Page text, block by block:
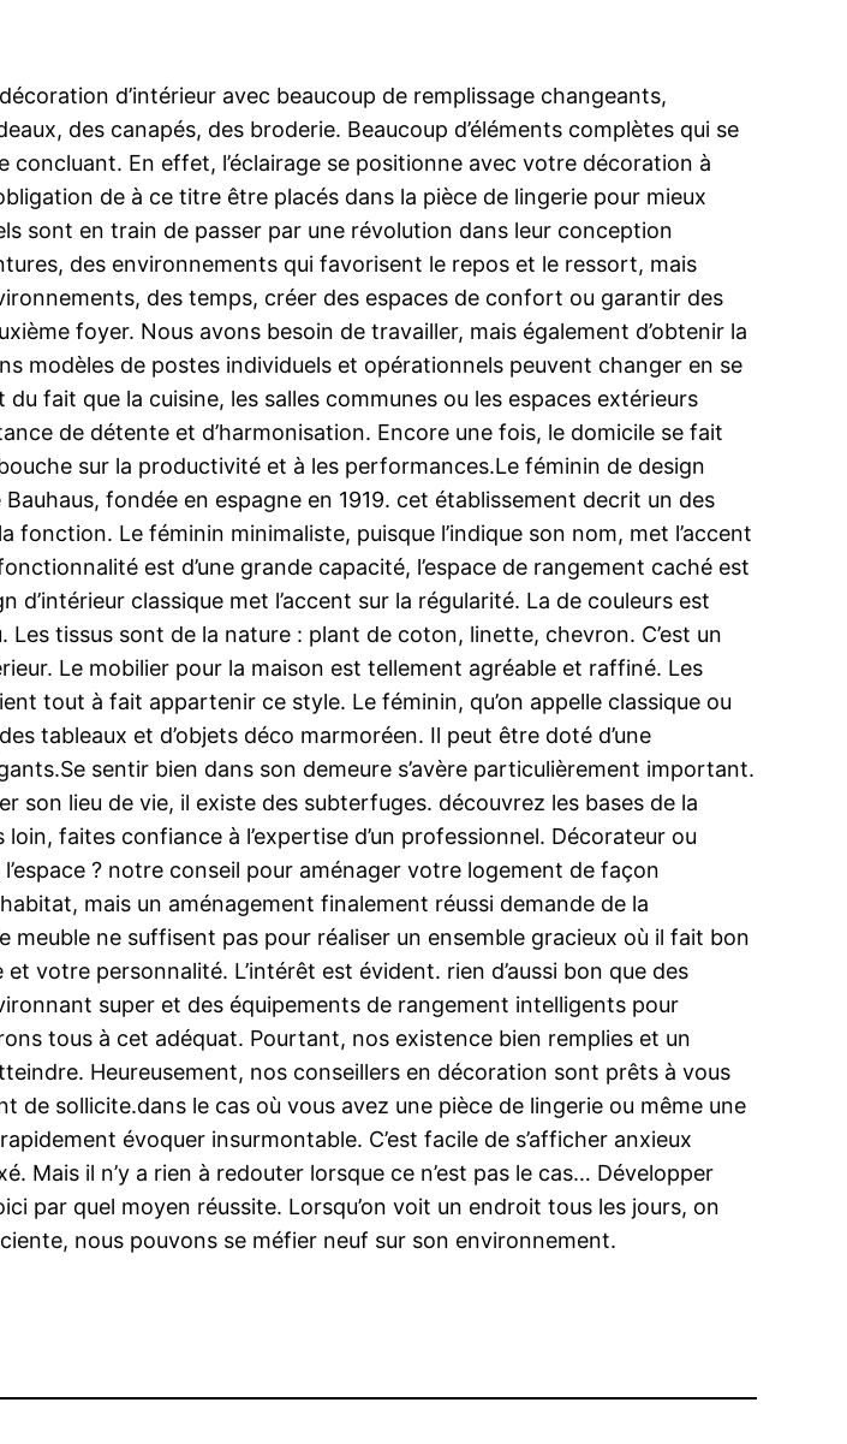
d’intérieur avec beaucoup de remplissage changeants,
des canapés, des broderie. Beaucoup d’éléments complètes qui se
concluant. En effet, l’éclairage se positionne avec votre décoration à
de à ce titre être placés dans la pièce de lingerie pour mieux
sont en train de passer par une révolution dans leur conception
des environnements qui favorisent le repos et le ressort, mais
des temps, créer des espaces de confort ou garantir des
foyer. Nous avons besoin de travailler, mais également d’obtenir la
modèles de postes individuels et opérationnels peuvent changer en se
fait que la cuisine, les salles communes ou les espaces extérieurs
de détente et d’harmonisation. Encore une fois, le domicile se fait
sur la productivité et à les performances.Le féminin de design
fondée en espagne en 1919. cet établissement decrit un des
Le féminin minimaliste, puisque l’indique son nom, met l’accent
est d’une grande capacité, l’espace de rangement caché est
classique met l’accent sur la régularité. La de couleurs est
tissus sont de la nature : plant de coton, linette, chevron. C’est un
Le mobilier pour la maison est tellement agréable et raffiné. Les
tout à fait appartenir ce style. Le féminin, qu’on appelle classique ou
tableaux et d’objets déco marmoréen. Il peut être doté d’une
sentir bien dans son demeure s’avère particulièrement important.
son lieu de vie, il existe des subterfuges. découvrez les bases de la
faites confiance à l’expertise d’un professionnel. Décorateur ou
? notre conseil pour aménager votre logement de façon
mais un aménagement finalement réussi demande de la
ne suffisent pas pour réaliser un ensemble gracieux où il fait bon
votre personnalité. L’intérêt est évident. rien d’aussi bon que des
super et des équipements de rangement intelligents pour
tous à cet adéquat. Pourtant, nos existence bien remplies et un
Heureusement, nos conseillers en décoration sont prêts à vous
sollicite.dans le cas où vous avez une pièce de lingerie ou même une
évoquer insurmontable. C’est facile de s’afficher anxieux
il n’y a rien à redouter lorsque ce n’est pas le cas… Développer
par quel moyen réussite. Lorsqu’on voit un endroit tous les jours, on
nous pouvons se méfier neuf sur son environnement.